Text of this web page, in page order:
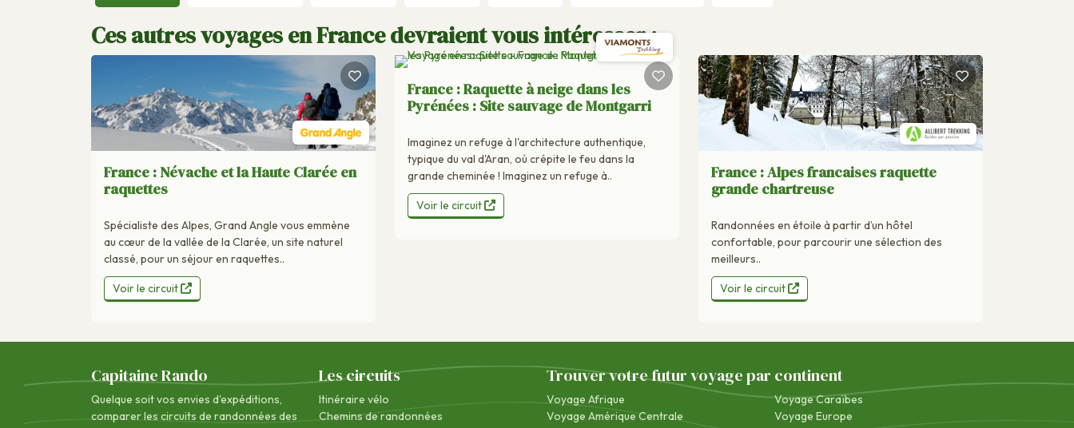
Ces autres voyages en France devraient vous intéresser :
France : Névache et la Haute Clarée en
raquettes
Spécialiste des Alpes, Grand Angle vous emmène
au cœur de la vallée de la Clarée, un site naturel
classé, pour un séjour en raquettes..
Voir le circuit
France : Raquette à neige dans les
Pyrénées : Site sauvage de Montgarri
Imaginez un refuge à l'architecture authentique,
typique du val d'Aran, où crépite le feu dans la
grande cheminée ! Imaginez un refuge à..
Voir le circuit
France : Alpes francaises raquette
grande chartreuse
Randonnées en étoile à partir d’un hôtel
confortable, pour parcourir une sélection des
meilleurs..
Voir le circuit
Capitaine Rando
Quelque soit vos envies d'expéditions,
comparer les circuits de randonnées des
Les circuits
Itinéraire vélo
Chemins de randonnées
Trouver votre futur voyage par continent
Voyage Afrique
Voyage Amérique Centrale
Voyage Caraïbes
Voyage Europe